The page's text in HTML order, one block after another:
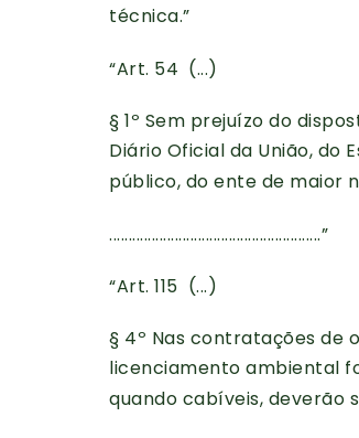
técnica.”
“Art. 54 (...)
§ 1º Sem prejuízo do
Diário Oficial da União, do
público, do ente de maior
.......................................................”
“Art. 115 (...)
§ 4º Nas contratações de
licenciamento ambiental
quando cabíveis, deverão